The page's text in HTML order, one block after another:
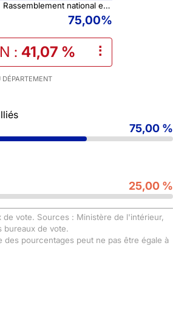
Rassemblement national et ses alliés
75,00%
: 41,07 % ⠇
DÉPARTEMENT
75,00 %
25,00 %
vote. Sources : Ministère de l'intérieur,
bureaux de vote.
des pourcentages peut ne pas être égale à